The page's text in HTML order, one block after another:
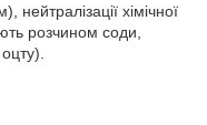
хімічної
розчином соди,